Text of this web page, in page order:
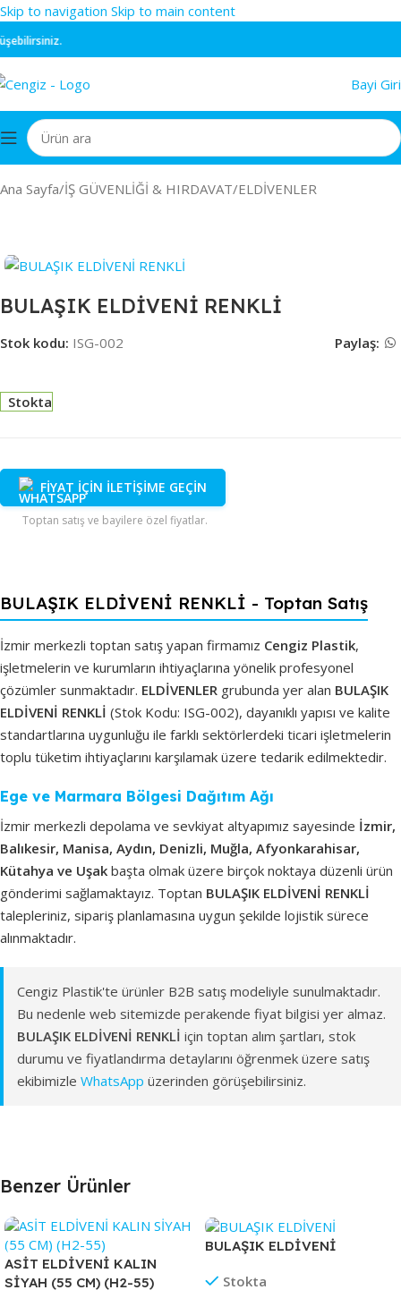
Skip to navigation Skip to main content
Bayi
Ana Sayfa/İŞ GÜVENLİĞİ & HIRDAVAT/ELDİVENLER
BULAŞIK ELDİVENİ RENKLİ
Stok kodu: ISG-002 Paylaş:
Stokta
FİYAT İÇİN İLETİŞİME GEÇİN
Toptan satış ve bayilere özel fiyatlar.
BULAŞIK ELDİVENİ RENKLİ - Toptan Satış
İzmir merkezli toptan satış yapan firmamız Cengiz Plastik,
işletmelerin ve kurumların ihtiyaçlarına yönelik profesyonel
çözümler sunmaktadır. ELDİVENLER grubunda yer alan BULAŞIK
ELDİVENİ RENKLİ (Stok Kodu: ISG-002), dayanıklı yapısı ve kalite
standartlarına uygunluğu ile farklı sektörlerdeki ticari işletmelerin
toplu tüketim ihtiyaçlarını karşılamak üzere tedarik edilmektedir.
Ege ve Marmara Bölgesi Dağıtım Ağı
İzmir merkezli depolama ve sevkiyat altyapımız sayesinde İzmir,
Balıkesir, Manisa, Aydın, Denizli, Muğla, Afyonkarahisar,
Kütahya ve Uşak başta olmak üzere birçok noktaya düzenli ürün
gönderimi sağlamaktayız. Toptan BULAŞIK ELDİVENİ RENKLİ
talepleriniz, sipariş planlamasına uygun şekilde lojistik sürece
alınmaktadır.
Cengiz Plastik'te ürünler B2B satış modeliyle sunulmaktadır.
Bu nedenle web sitemizde perakende fiyat bilgisi yer almaz.
BULAŞIK ELDİVENİ RENKLİ için toptan alım şartları, stok
durumu ve fiyatlandırma detaylarını öğrenmek üzere satış
ekibimizle WhatsApp üzerinden görüşebilirsiniz.
Benzer Ürünler
ASİT ELDİVENİ KALIN
SİYAH (55 CM) (H2-55)
BULAŞIK ELDİVENİ
Stokta